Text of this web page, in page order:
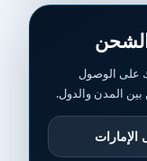
على الوصول
المدن والدول.